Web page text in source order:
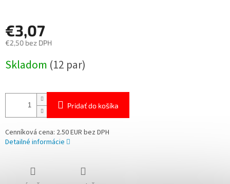
€3,07
€2,50 bez DPH
cena:
Skladom (12 par)
Pridať do košíka
Cenníková cena: 2.50 EUR bez DPH
Detailné informácie